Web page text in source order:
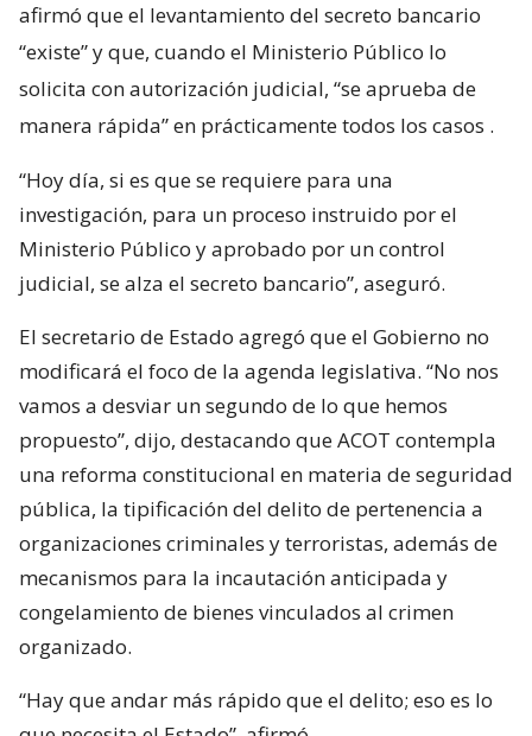
afirmó que el levantamiento del secreto bancario
“existe” y que, cuando el Ministerio Público lo
solicita con autorización judicial, “se aprueba de
manera rápida” en prácticamente todos los casos .
“Hoy día, si es que se requiere para una
investigación, para un proceso instruido por el
Ministerio Público y aprobado por un control
judicial, se alza el secreto bancario”, aseguró.
El secretario de Estado agregó que el Gobierno no
modificará el foco de la agenda legislativa. “No nos
vamos a desviar un segundo de lo que hemos
propuesto”, dijo, destacando que ACOT contempla
una reforma constitucional en materia de seguridad
pública, la tipificación del delito de pertenencia a
organizaciones criminales y terroristas, además de
mecanismos para la incautación anticipada y
congelamiento de bienes vinculados al crimen
organizado.
“Hay que andar más rápido que el delito; eso es lo